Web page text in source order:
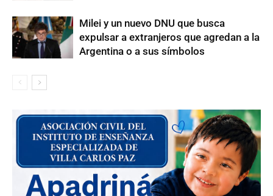
Milei y un nuevo DNU que busca
expulsar a extranjeros que agredan a la
Argentina o a sus símbolos